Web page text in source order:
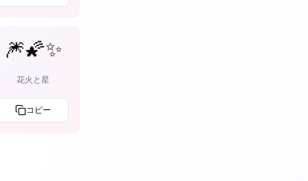
🎆🌠✨
花火と星
コピー